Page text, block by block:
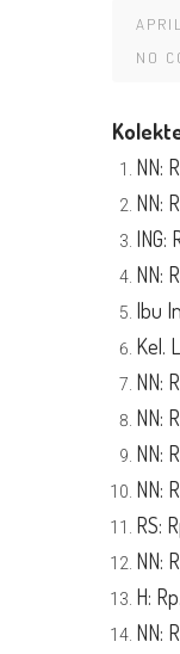
NO
K
NN:
NN:
ING:
NN:
Ibu
Kel.
NN:
NN:
NN:
NN:
RS:
NN:
H:
NN: